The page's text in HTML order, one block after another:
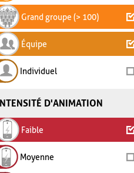
Grand groupe (> 100)
Équipe
Individuel
D'ANIMATION
Faible
Moyenne